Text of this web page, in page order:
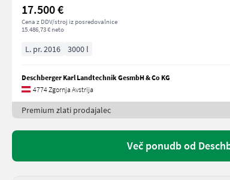
17.500 €
Cena z DDV/stroj iz posredovalnice
15.486,73 € neto
L. pr. 2016 3000 l
Deschberger Karl Landtechnik GesmbH & Co KG
4774 Zgornja Avstrija
Premium zlati prodajalec
Več ponudb od